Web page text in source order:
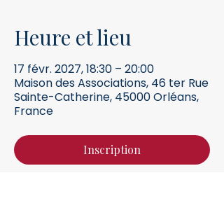
Heure et lieu
17 févr. 2027, 18:30 – 20:00
Maison des Associations, 46 ter Rue
Sainte-Catherine, 45000 Orléans,
France
Inscription